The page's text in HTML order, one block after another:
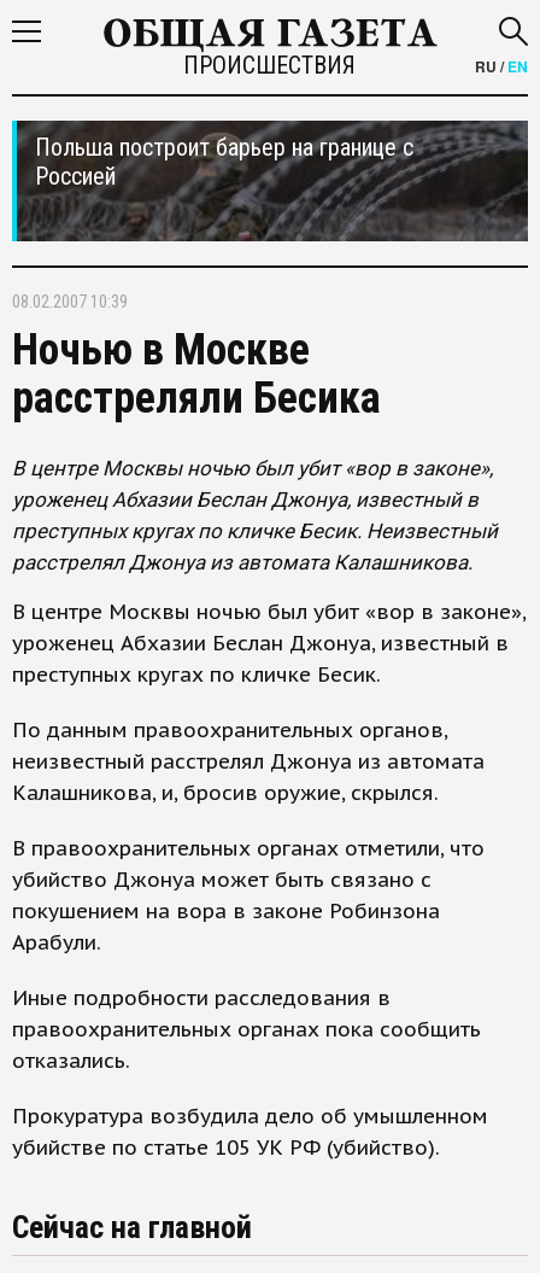
ПРОИСШЕСТВИЯ RU /EN
Польша построит барьер на границе с
Россией
08.02.2007 10:39
Ночью в Москве
расстреляли Бесика
В центре Москвы ночью был убит «вор в законе»,
уроженец Абхазии Беслан Джонуа, известный в
преступных кругах по кличке Бесик. Неизвестный
расстрелял Джонуа из автомата Калашникова.
В центре Москвы ночью был убит «вор в законе»,
уроженец Абхазии Беслан Джонуа, известный в
преступных кругах по кличке Бесик.
По данным правоохранительных органов,
неизвестный расстрелял Джонуа из автомата
Калашникова, и, бросив оружие, скрылся.
В правоохранительных органах отметили, что
убийство Джонуа может быть связано с
покушением на вора в законе Робинзона
Арабули.
Иные подробности расследования в
правоохранительных органах пока сообщить
отказались.
Прокуратура возбудила дело об умышленном
убийстве по статье 105 УК РФ (убийство).
Сейчас на главной